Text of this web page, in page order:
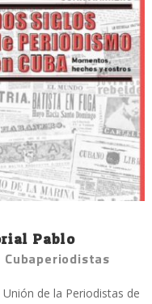
Pablo
Cubaperiodistas
de la Periodistas de